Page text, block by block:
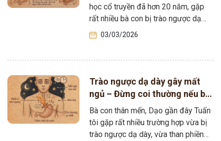
học cổ truyền đã hơn 20 năm, gặp
rất nhiều bà con bị trào ngược dạ
dày…03/03/2026
Trào ngược dạ dày gây mất
ngủ – Đừng coi thường nếu bà
con thường xuyên thức giấc
giữa đêm
Bà con thân mến, Dạo gần đây Tuấn
tôi gặp rất nhiều trường hợp vừa bị
trào ngược dạ dày, vừa than phiền